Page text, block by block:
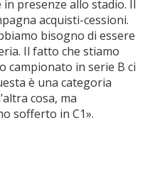
presenze allo stadio. Il
acquisti-cessioni.
bisogno di essere
Il fatto che stiamo
campionato in serie B ci
è una categoria
cosa, ma
sofferto in C1».